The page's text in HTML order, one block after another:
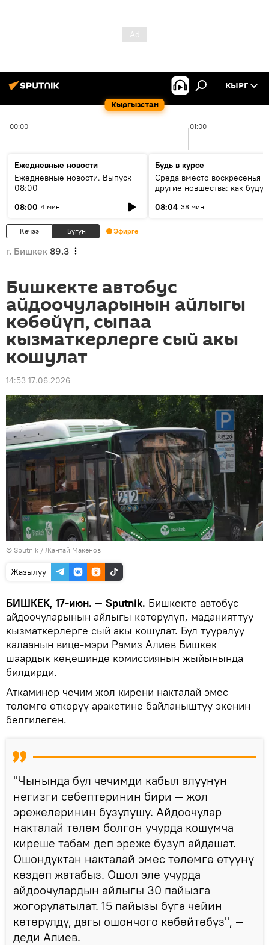
Кыргызстан
КЫРГ
00:00 01:00
Ежедневные новости
Ежедневные новости. Выпуск
08:00
08:00 4 мин
Будь в курсе
Среда вместо воскресенья и
другие новшества: как будут
08:04 38 мин
Кечээ Бүгүн Эфирге
г. Бишкек 89.3
Бишкекте автобус
айдоочуларынын айлыгы
көбөйүп, сыпаа
кызматкерлерге сый акы
кошулат
14:53 17.06.2026
© Sputnik / Жантай Макенов
Жазылуу
БИШКЕК, 17-июн. — Sputnik. Бишкекте автобус
айдоочуларынын айлыгы көтөрүлүп, маданияттуу
кызматкерлерге сый акы кошулат. Бул тууралуу
калаанын вице-мэри Рамиз Алиев Бишкек
шаардык кеңешинде комиссиянын жыйынында
билдирди.
Аткаминер чечим жол кирени накталай эмес
төлөмгө өткөрүү аракетине байланыштуу экенин
белгилеген.
"Чынында бул чечимди кабыл алуунун
негизги себептеринин бири — жол
эрежелеринин бузулушу. Айдоочулар
накталай төлөм болгон учурда кошумча
киреше табам деп эреже бузуп айдашат.
Ошондуктан накталай эмес төлөмгө өтүүнү
көздөп жатабыз. Ошол эле учурда
айдоочулардын айлыгы 30 пайызга
жогорулатылат. 15 пайызы буга чейин
көтөрүлдү, дагы ошончого көбөйтөбүз", —
деди Алиев.